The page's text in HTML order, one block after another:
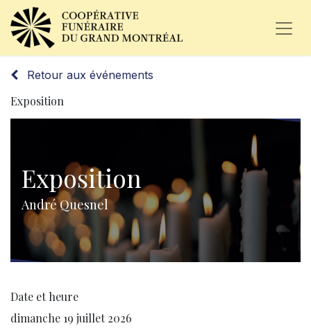
Retour aux événements
Exposition
Exposition
André Quesnel
Date et heure
dimanche 19 juillet 2026